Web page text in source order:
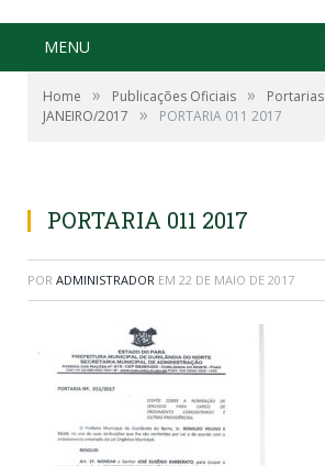
MENU
Home » Publicações Oficiais » Portarias
JANEIRO/2017
» PORTARIA 011 2017
PORTARIA 011 2017
POR ADMINISTRADOR EM 22 DE MAIO DE 2017